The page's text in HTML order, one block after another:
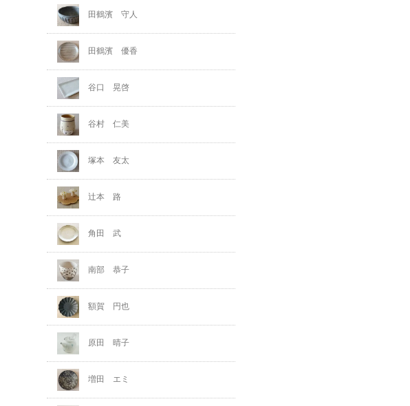
田鶴濱 守人
田鶴濱 優香
谷口 晃啓
谷村 仁美
塚本 友太
辻本 路
角田 武
南部 恭子
額賀 円也
原田 晴子
増田 エミ